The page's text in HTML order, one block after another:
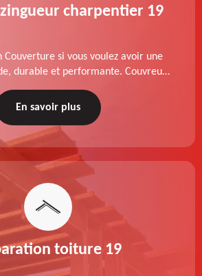
charpentier 19
Couverture si vous voulez avoir une
durable et performante. Couvreur
dans le 19 Corrèze, nos services
accessibles au meilleur prix.
En savoir plus
toiture 19